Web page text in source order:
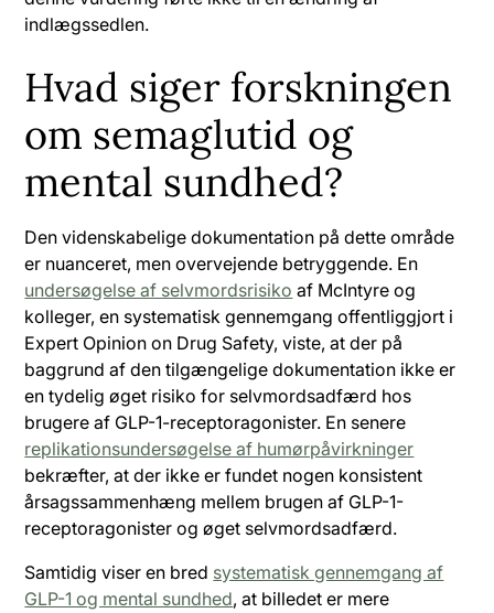
indlægssedlen.
Hvad siger forskningen
om semaglutid og
mental sundhed?
Den videnskabelige dokumentation på dette område
er nuanceret, men overvejende betryggende. En
undersøgelse af selvmordsrisiko af McIntyre og
kolleger, en systematisk gennemgang offentliggjort i
Expert Opinion on Drug Safety, viste, at der på
baggrund af den tilgængelige dokumentation ikke er
en tydelig øget risiko for selvmordsadfærd hos
brugere af GLP-1-receptoragonister. En senere
replikationsundersøgelse af humørpåvirkninger
bekræfter, at der ikke er fundet nogen konsistent
årsagssammenhæng mellem brugen af GLP-1-
receptoragonister og øget selvmordsadfærd.
Samtidig viser en bred systematisk gennemgang af
GLP-1 og mental sundhed, at billedet er mere